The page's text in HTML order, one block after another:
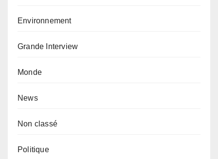
Environnement
Grande Interview
Monde
News
Non classé
Politique